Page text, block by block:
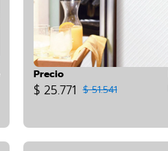
Precio
$ 25.771 $ 51.541